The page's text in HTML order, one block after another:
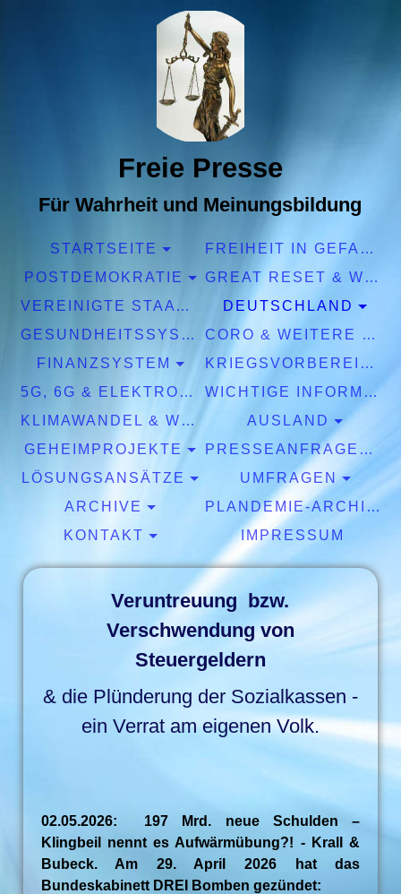
Freie Presse
Für Wahrheit und Meinungsbildung
STARTSEITE
FREIHEIT IN GEFAHR
POSTDEMOKRATIE
GREAT RESET & WEF
VEREINIGTE STAATEN EUROPA
DEUTSCHLAND
GESUNDHEITSSYSTEM
CORO & WEITERE PANDEMIEN
FINANZSYSTEM
KRIEGSVORBEREITUNGEN
5G, 6G & ELEKTROSMOG
WICHTIGE INFORMATIONEN
KLIMAWANDEL & WETTER
AUSLAND
GEHEIMPROJEKTE
PRESSEANFRAGEN & EXPERTISEN
LÖSUNGSANSÄTZE
UMFRAGEN
ARCHIVE
PLANDEMIE-ARCHIV
KONTAKT
IMPRESSUM
Veruntreuung bzw.
Verschwendung von
Steuergeldern
& die Plünderung der Sozialkassen -
ein Verrat am eigenen Volk.
02.05.2026: 197 Mrd. neue Schulden –
Klingbeil nennt es Aufwärmübung?! - Krall &
Bubeck. Am 29. April 2026 hat das
Bundeskabinett DREI Bomben gezündet: